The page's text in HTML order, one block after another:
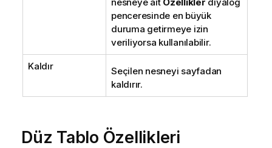
penceresinde en büyük
duruma getirmeye izin
veriliyorsa kullanılabilir.
Kaldır
Seçilen nesneyi sayfadan
kaldırır.
Düz Tablo Özellikleri